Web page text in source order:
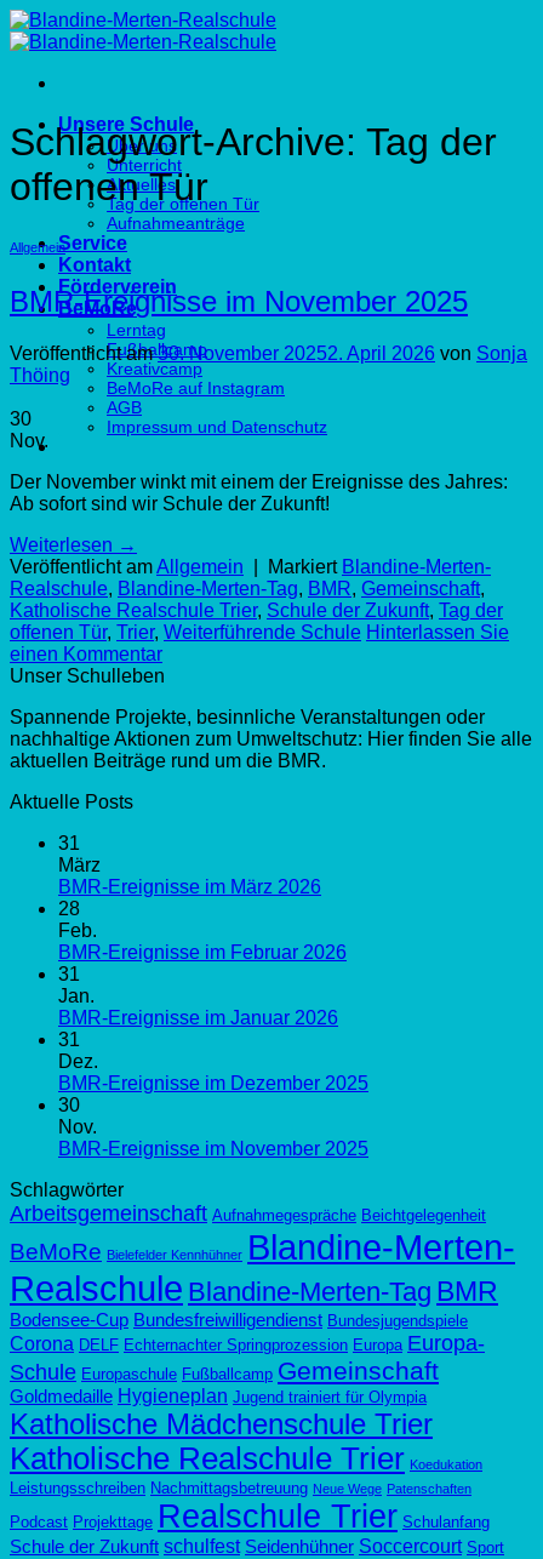
Zum
Inhalt
Unsere Schule
Über uns
Unterricht
Aktuelles
Tag der offenen Tür
Aufnahmeanträge
Service
Kontakt
Förderverein
BeMoRe
Lerntag
Fußballcamp
Kreativcamp
BeMoRe auf Instagram
AGB
Impressum und Datenschutz
Schlagwort-Archive: Tag der
offenen Tür
Allgemein
BMR-Ereignisse im November 2025
Veröffentlicht am30. November 20252. April 2026 von Sonja
Thöing
30
Nov.
Der November winkt mit einem der Ereignisse des Jahres:
Ab sofort sind wir Schule der Zukunft!
Weiterlesen →
Veröffentlicht amAllgemein Markiert Blandine-Merten-
Realschule, Blandine-Merten-Tag, BMR, Gemeinschaft,
Katholische Realschule Trier, Schule der Zukunft, Tag der
offenen Tür, Trier, Weiterführende Schule Hinterlassen Sie
einen Kommentar
Unser Schulleben
Spannende Projekte, besinnliche Veranstaltungen oder
nachhaltige Aktionen zum Umweltschutz: Hier finden Sie alle
aktuellen Beiträge rund um die BMR.
Aktuelle Posts
31
März
BMR-Ereignisse im März 2026
28
Feb.
BMR-Ereignisse im Februar 2026
31
Jan.
BMR-Ereignisse im Januar 2026
31
Dez.
BMR-Ereignisse im Dezember 2025
30
Nov.
BMR-Ereignisse im November 2025
Schlagwörter
Arbeitsgemeinschaft Aufnahmegespräche Beichtgelegenheit
BeMoRe Bielefelder Kennhühner Blandine-Merten-
Realschule Blandine-Merten-Tag BMR
Bodensee-Cup Bundesfreiwilligendienst Bundesjugendspiele
Corona DELF Echternachter Springprozession Europa Europa-
Schule Europaschule Fußballcamp Gemeinschaft
Goldmedaille Hygieneplan Jugend trainiert für Olympia
Katholische Mädchenschule Trier
Katholische Realschule Trier Koedukation
Leistungsschreiben Nachmittagsbetreuung Neue Wege Patenschaften
Podcast Projekttage Realschule Trier Schulanfang
Schule der Zukunft schulfest Seidenhühner Soccercourt Sport